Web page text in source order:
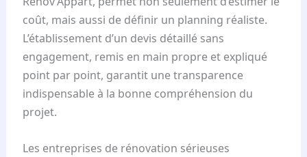
coût, mais aussi de définir un planning réaliste.
L’établissement d’un devis détaillé sans
engagement, remis en main propre et expliqué
point par point, garantit une transparence
indispensable à la bonne compréhension du
projet.
Les entreprises de rénovation sérieuses